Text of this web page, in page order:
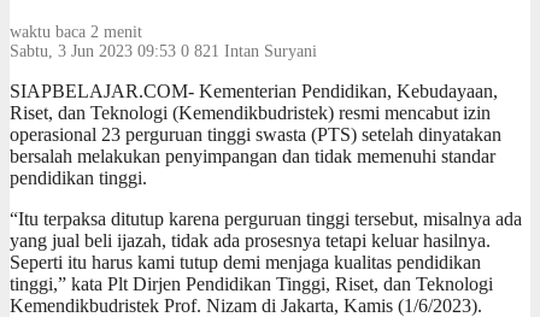
waktu baca 2 menit
Sabtu, 3 Jun 2023 09:53 0 821 Intan Suryani
SIAPBELAJAR.COM- Kementerian Pendidikan, Kebudayaan,
Riset, dan Teknologi (Kemendikbudristek) resmi mencabut izin
operasional 23 perguruan tinggi swasta (PTS) setelah dinyatakan
bersalah melakukan penyimpangan dan tidak memenuhi standar
pendidikan tinggi.
“Itu terpaksa ditutup karena perguruan tinggi tersebut, misalnya ada
yang jual beli ijazah, tidak ada prosesnya tetapi keluar hasilnya.
Seperti itu harus kami tutup demi menjaga kualitas pendidikan
tinggi,” kata Plt Dirjen Pendidikan Tinggi, Riset, dan Teknologi
Kemendikbudristek Prof. Nizam di Jakarta, Kamis (1/6/2023).